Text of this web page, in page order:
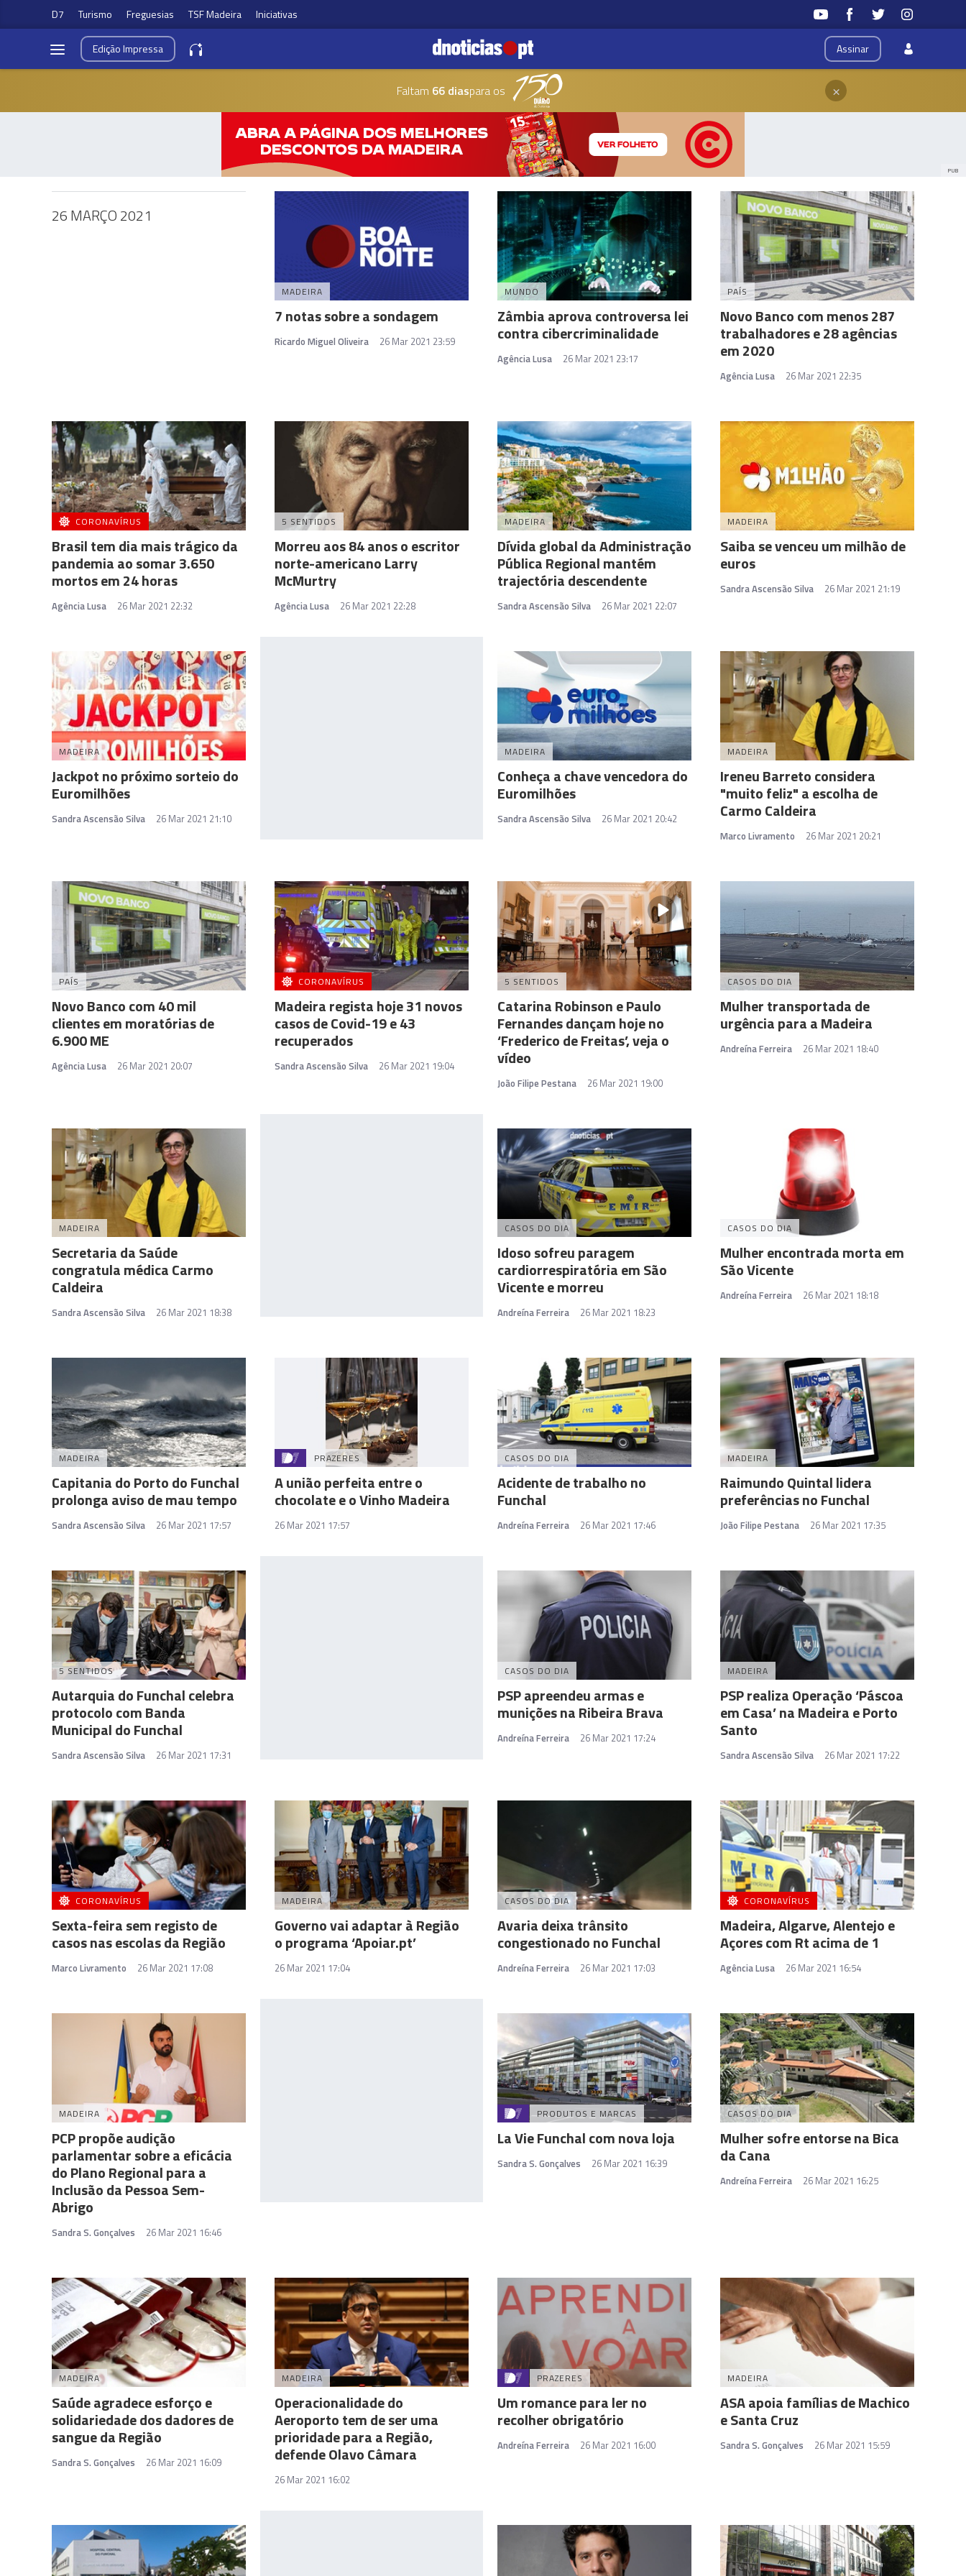
D7 Turismo Freguesias TSF Madeira Iniciativas
Assinar
EdiçãoImpressa
Faltam 66 diaspara os ×
PUB
26 MARÇO 2021
MADEIRA
7 notas sobre a sondagem
Ricardo Miguel Oliveira 26 Mar 2021 23:59
MUNDO
Zâmbia aprova controversa lei
contra cibercriminalidade
Agência Lusa 26 Mar 2021 23:17
PAÍS
Novo Banco com menos 287
trabalhadores e 28 agências
em 2020
Agência Lusa 26 Mar 2021 22:35
CORONAVÍRUS
Brasil tem dia mais trágico da
pandemia ao somar 3.650
mortos em 24 horas
Agência Lusa 26 Mar 2021 22:32
5 SENTIDOS
Morreu aos 84 anos o escritor
norte-americano Larry
McMurtry
Agência Lusa 26 Mar 2021 22:28
MADEIRA
Dívida global da Administração
Pública Regional mantém
trajectória descendente
Sandra Ascensão Silva 26 Mar 2021 22:07
MADEIRA
Saiba se venceu um milhão de
euros
Sandra Ascensão Silva 26 Mar 2021 21:19
MADEIRA
Jackpot no próximo sorteio do
Euromilhões
Sandra Ascensão Silva 26 Mar 2021 21:10
MADEIRA
Conheça a chave vencedora do
Euromilhões
Sandra Ascensão Silva 26 Mar 2021 20:42
MADEIRA
Ireneu Barreto considera
"muito feliz" a escolha de
Carmo Caldeira
Marco Livramento 26 Mar 2021 20:21
PAÍS
Novo Banco com 40 mil
clientes em moratórias de
6.900 ME
Agência Lusa 26 Mar 2021 20:07
CORONAVÍRUS
Madeira regista hoje 31 novos
casos de Covid-19 e 43
recuperados
Sandra Ascensão Silva 26 Mar 2021 19:04
5 SENTIDOS
Catarina Robinson e Paulo
Fernandes dançam hoje no
‘Frederico de Freitas’, veja o
vídeo
João Filipe Pestana 26 Mar 2021 19:00
CASOS DO DIA
Mulher transportada de
urgência para a Madeira
Andreína Ferreira 26 Mar 2021 18:40
MADEIRA
Secretaria da Saúde
congratula médica Carmo
Caldeira
Sandra Ascensão Silva 26 Mar 2021 18:38
CASOS DO DIA
Idoso sofreu paragem
cardiorrespiratória em São
Vicente e morreu
Andreína Ferreira 26 Mar 2021 18:23
CASOS DO DIA
Mulher encontrada morta em
São Vicente
Andreína Ferreira 26 Mar 2021 18:18
MADEIRA
Capitania do Porto do Funchal
prolonga aviso de mau tempo
Sandra Ascensão Silva 26 Mar 2021 17:57
PRAZERES
A união perfeita entre o
chocolate e o Vinho Madeira
26 Mar 2021 17:57
CASOS DO DIA
Acidente de trabalho no
Funchal
Andreína Ferreira 26 Mar 2021 17:46
MADEIRA
Raimundo Quintal lidera
preferências no Funchal
João Filipe Pestana 26 Mar 2021 17:35
5 SENTIDOS
Autarquia do Funchal celebra
protocolo com Banda
Municipal do Funchal
Sandra Ascensão Silva 26 Mar 2021 17:31
CASOS DO DIA
PSP apreendeu armas e
munições na Ribeira Brava
Andreína Ferreira 26 Mar 2021 17:24
MADEIRA
PSP realiza Operação ‘Páscoa
em Casa’ na Madeira e Porto
Santo
Sandra Ascensão Silva 26 Mar 2021 17:22
CORONAVÍRUS
Sexta-feira sem registo de
casos nas escolas da Região
Marco Livramento 26 Mar 2021 17:08
MADEIRA
Governo vai adaptar à Região
o programa ‘Apoiar.pt’
26 Mar 2021 17:04
CASOS DO DIA
Avaria deixa trânsito
congestionado no Funchal
Andreína Ferreira 26 Mar 2021 17:03
CORONAVÍRUS
Madeira, Algarve, Alentejo e
Açores com Rt acima de 1
Agência Lusa 26 Mar 2021 16:54
MADEIRA
PCP propõe audição
parlamentar sobre a eficácia
do Plano Regional para a
Inclusão da Pessoa Sem-
Abrigo
Sandra S. Gonçalves 26 Mar 2021 16:46
PRODUTOS E MARCAS
La Vie Funchal com nova loja
Sandra S. Gonçalves 26 Mar 2021 16:39
CASOS DO DIA
Mulher sofre entorse na Bica
da Cana
Andreína Ferreira 26 Mar 2021 16:25
MADEIRA
Saúde agradece esforço e
solidariedade dos dadores de
sangue da Região
Sandra S. Gonçalves 26 Mar 2021 16:09
MADEIRA
Operacionalidade do
Aeroporto tem de ser uma
prioridade para a Região,
defende Olavo Câmara
26 Mar 2021 16:02
PRAZERES
Um romance para ler no
recolher obrigatório
Andreína Ferreira 26 Mar 2021 16:00
MADEIRA
ASA apoia famílias de Machico
e Santa Cruz
Sandra S. Gonçalves 26 Mar 2021 15:59